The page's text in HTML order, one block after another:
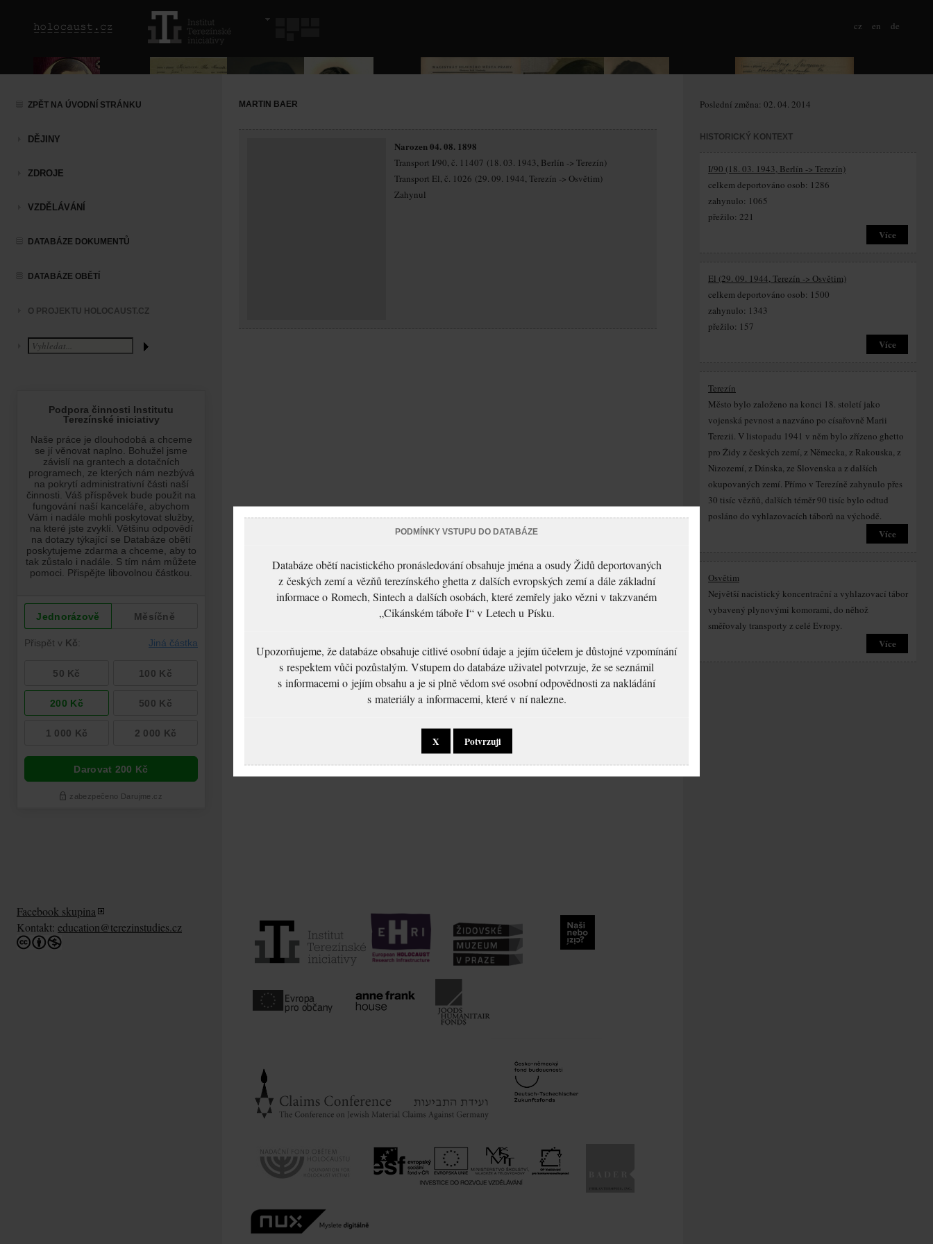
cz en de
ZPĚT NA ÚVODNÍ STRÁNKU
DĚJINY
ZDROJE
VZDĚLÁVÁNÍ
DATABÁZE DOKUMENTŮ
DATABÁZE OBĚTÍ
O PROJEKTU HOLOCAUST.CZ
MARTIN BAER
Narozen 04. 08. 1898
Transport I/90, č. 11407 (18. 03. 1943, Berlín -> Terezín)
Transport El, č. 1026 (29. 09. 1944, Terezín -> Osvětim)
Zahynul
Poslední změna: 02. 04. 2014
HISTORICKÝ KONTEXT
I/90 (18. 03. 1943, Berlín -> Terezín)
celkem deportováno osob: 1286
zahynulo: 1065
přežilo: 221
Více
El (29. 09. 1944, Terezín -> Osvětim)
celkem deportováno osob: 1500
zahynulo: 1343
přežilo: 157
Více
Terezín
Město bylo založeno na konci 18. století jako
vojenská pevnost a nazváno po císařovně Marii
Terezii. V listopadu 1941 v něm bylo zřízeno ghetto
pro Židy z českých zemí, z Německa, z Rakouska, z
Nizozemí, z Dánska, ze Slovenska a z dalších
okupovaných zemí. Přímo v Terezíně zahynulo přes
30 tisíc vězňů, dalších téměr 90 tisíc bylo odtud
posláno do vyhlazovacích táborů na východě.
Více
Osvětim
Největší nacistický koncentrační a vyhlazovací tábor
vybavený plynovými komorami, do něhož
směřovaly transporty z celé Evropy.
Více
Facebook skupina
Kontakt: education@terezinstudies.cz
PODMÍNKY VSTUPU DO DATABÁZE
Databáze obětí nacistického pronásledování obsahuje jména a osudy Židů deportovaných
z českých zemí a vězňů terezínského ghetta z dalších evropských zemí a dále základní
informace o Romech, Sintech a dalších osobách, které zemřely jako vězni v takzvaném
„Cikánském táboře I“ v Letech u Písku.
Upozorňujeme, že databáze obsahuje citlivé osobní údaje a jejím účelem je důstojné vzpomínání
s respektem vůči pozůstalým. Vstupem do databáze uživatel potvrzuje, že se seznámil
s informacemi o jejím obsahu a je si plně vědom své osobní odpovědnosti za nakládání
s materiály a informacemi, které v ní nalezne.
X Potvrzuji